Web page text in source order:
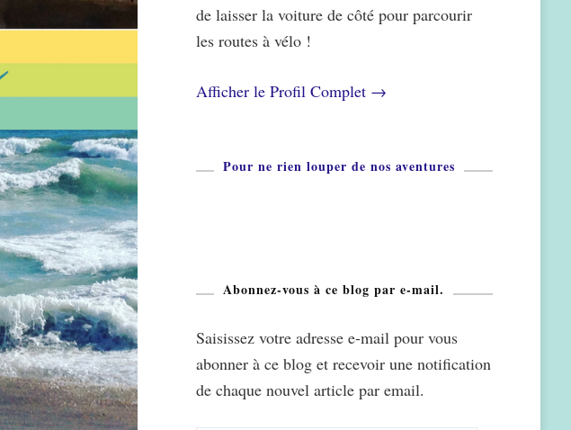
de laisser la voiture de côté pour parcourir
les routes à vélo !
Afficher le Profil Complet →
Pour ne rien louper de nos aventures
Abonnez-vous à ce blog par e-mail.
Saisissez votre adresse e-mail pour vous
abonner à ce blog et recevoir une notification
de chaque nouvel article par email.